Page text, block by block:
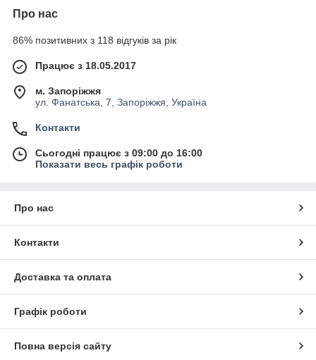
Про нас
86% позитивних з 118 відгуків за рік
Працює з 18.05.2017
м. Запоріжжя
ул. Фанатська, 7, Запоріжжя, Україна
Контакти
Сьогодні працює з 09:00 до 16:00
Показати весь графік роботи
Про нас
Контакти
Доставка та оплата
Графік роботи
Повна версія сайту